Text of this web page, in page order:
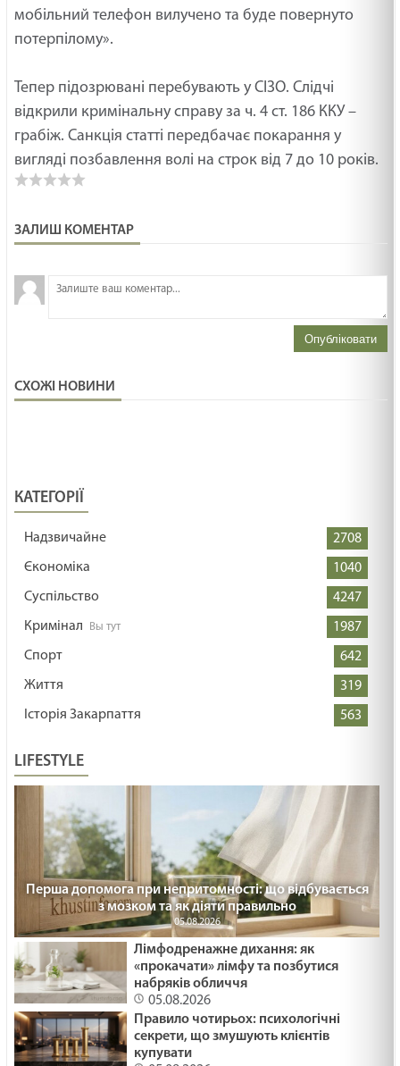
мобільний телефон вилучено та буде повернуто
потерпілому».
Тепер підозрювані перебувають у СІЗО. Слідчі
відкрили кримінальну справу за ч. 4 ст. 186 ККУ –
грабіж. Санкція статті передбачає покарання у
вигляді позбавлення волі на строк від 7 до 10 років.
ЗАЛИШ КОМЕНТАР
Опубліковати
СХОЖІ НОВИНИ
КАТЕГОРІЇ
Надзвичайне
2708
Єкономіка
1040
Суспільство
4247
Кримінал
1987
Спорт
642
Життя
319
Історія Закарпаття
563
LIFESTYLE
Перша допомога при непритомності: що відбувається
з мозком та як діяти правильно
05.08.2026
Лімфодренажне дихання: як
«прокачати» лімфу та позбутися
набряків обличчя
05.08.2026
Правило чотирьох: психологічні
секрети, що змушують клієнтів
купувати